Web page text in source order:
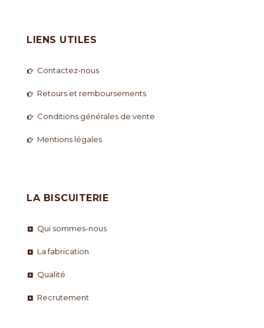
LIENS UTILES
Contactez-nous
Retours et remboursements
Conditions générales de vente
Mentions légales
LA BISCUITERIE
Qui sommes-nous
La fabrication
Qualité
Recrutement